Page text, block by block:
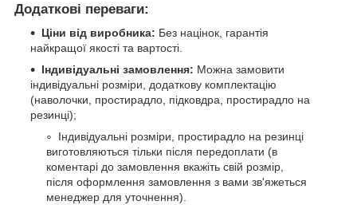
Додаткові переваги:
Ціни від виробника: Без націнок, гарантія
найкращої якості та вартості.
Індивідуальні замовлення: Можна замовити
індивідуальні розміри, додаткову комплектацію
(наволочки, простирадло, підковдра, простирадло на
резинці);
Індивідуальні розміри, простирадло на резинці
виготовляються тільки після передоплати (в
коментарі до замовлення вкажіть свій розмір,
після оформлення замовлення з вами зв'яжеться
менеджер для уточнення).